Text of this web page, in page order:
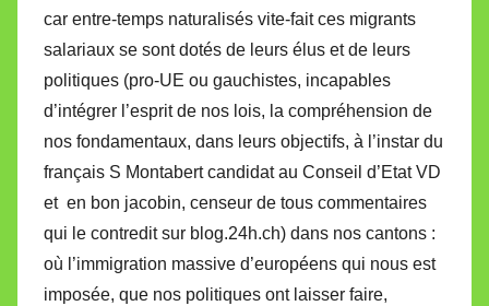
car entre-temps naturalisés vite-fait ces migrants
salariaux se sont dotés de leurs élus et de leurs
politiques (pro-UE ou gauchistes, incapables
d’intégrer l’esprit de nos lois, la compréhension de
nos fondamentaux, dans leurs objectifs, à l’instar du
français S Montabert candidat au Conseil d’Etat VD
et en bon jacobin, censeur de tous commentaires
qui le contredit sur blog.24h.ch) dans nos cantons :
où l’immigration massive d’européens qui nous est
imposée, que nos politiques ont laisser faire,